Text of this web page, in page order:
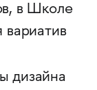
в Школе
вариатив
дизайна